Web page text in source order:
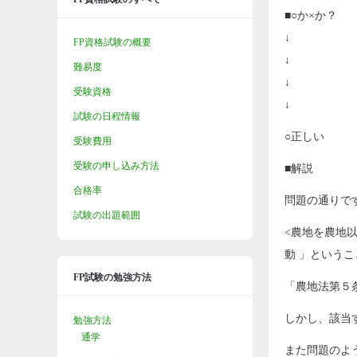
■○か×か？
↓
↓
↓
↓
○正しい
■解説
問題の通りで
<農地を農地
動 」という
「農地法第
しかし、該当
また問題のよ
FP資格試験の概要
難易度
受験資格
試験の日程情報
受験費用
受験の申し込み方法
合格率
試験の出題範囲
FP試験の勉強方法
勉強方法
通学